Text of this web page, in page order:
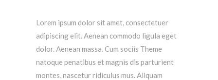
Lorem ipsum dolor sit amet, consectetuer
adipiscing elit. Aenean commodo ligula eget
dolor. Aenean massa. Cum sociis Theme
natoque penatibus et magnis dis parturient
montes, nascetur ridiculus mus. Aliquam